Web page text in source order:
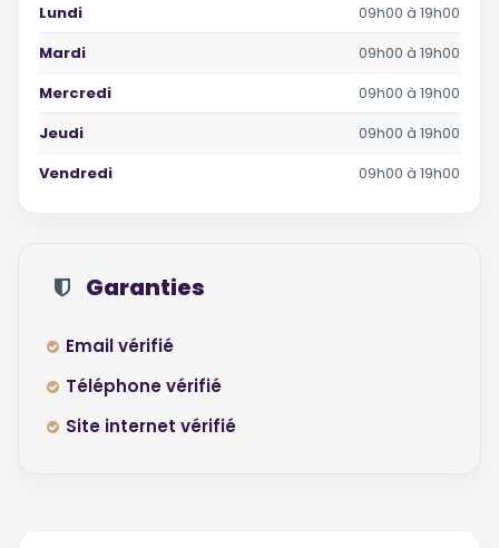
Lundi
09h00 à 19h00
Mardi
09h00 à 19h00
Mercredi
09h00 à 19h00
Jeudi
09h00 à 19h00
Vendredi
09h00 à 19h00
Garanties
Email vérifié
Téléphone vérifié
Site internet vérifié